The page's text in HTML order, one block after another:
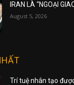
IRAN LÀ “NGOẠI
August 5, 2026
Trí tuệ nhân tạo